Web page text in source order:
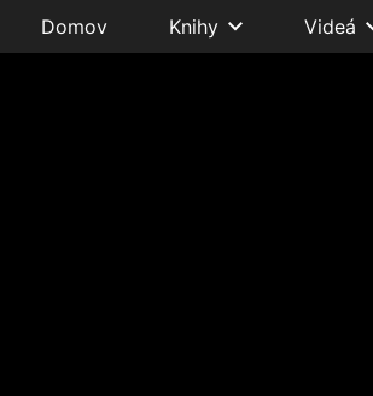
Domov Knihy Videá